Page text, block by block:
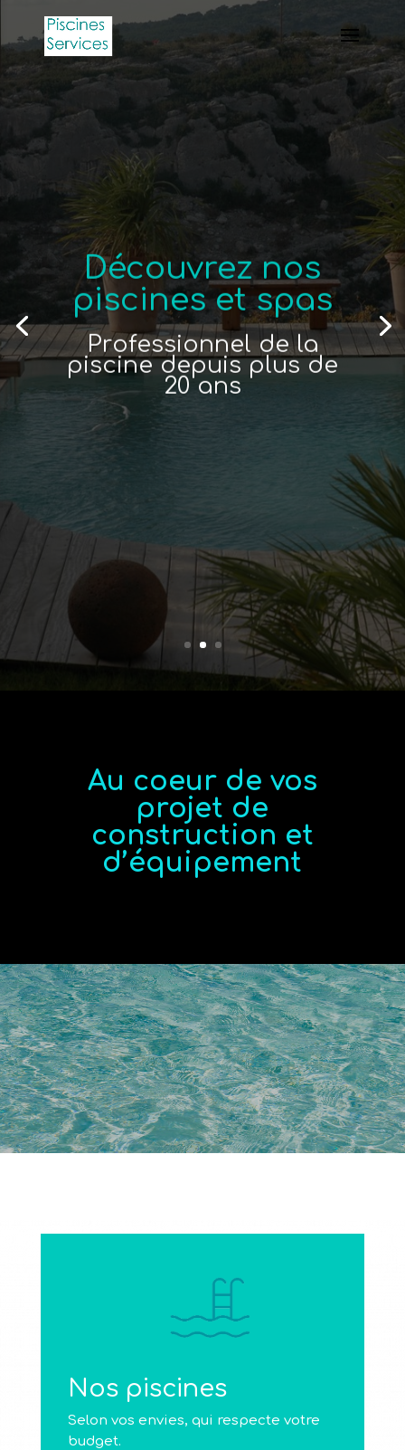
Découvrez nos
piscines et spas
Professionnel de la
piscine depuis plus de
20 ans
Au coeur de vos
projet de
construction et
d’équipement
Nos piscines
Selon vos envies, qui respecte votre
budget.